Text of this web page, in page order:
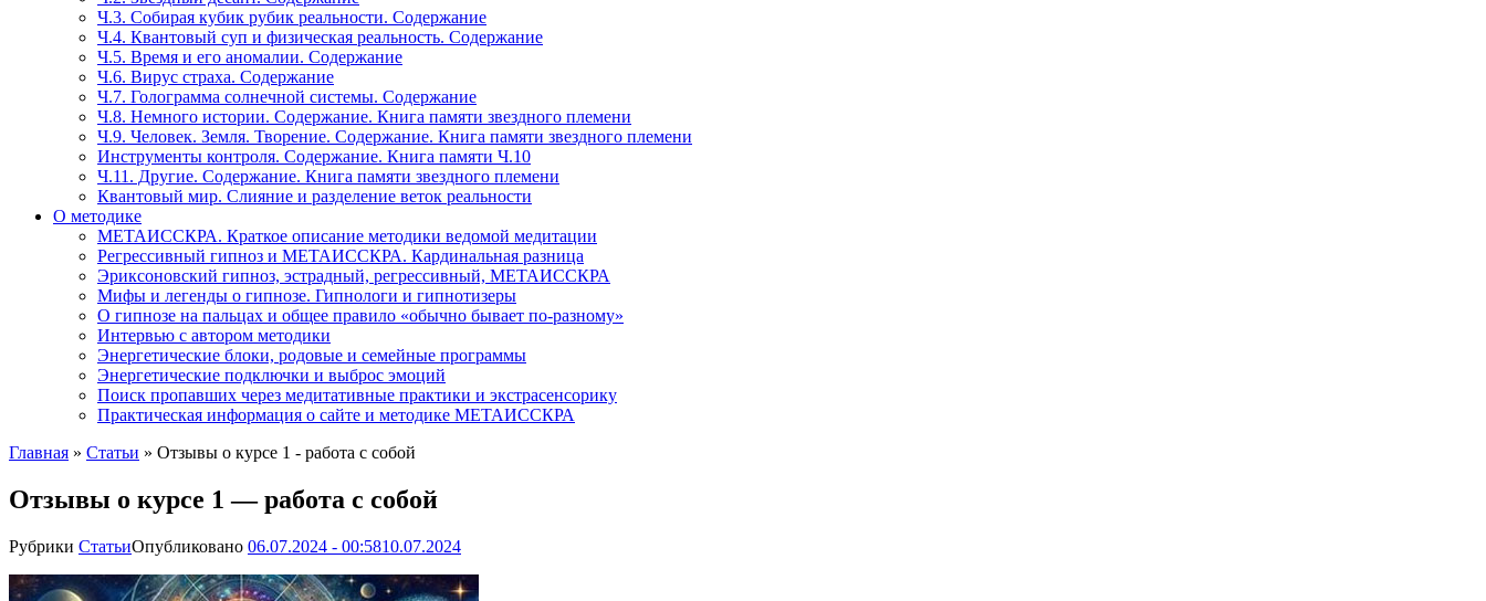
Ч.3. Собирая кубик рубик реальности. Содержание
Ч.4. Квантовый суп и физическая реальность. Содержание
Ч.5. Время и его аномалии. Содержание
Ч.6. Вирус страха. Содержание
Ч.7. Голограмма солнечной системы. Содержание
Ч.8. Немного истории. Содержание. Книга памяти звездного племени
Ч.9. Человек. Земля. Творение. Содержание. Книга памяти звездного племени
Инструменты контроля. Содержание. Книга памяти Ч.10
Ч.11. Другие. Содержание. Книга памяти звездного племени
Квантовый мир. Слияние и разделение веток реальности
О методике
МЕТАИССКРА. Краткое описание методики ведомой медитации
Регрессивный гипноз и МЕТАИССКРА. Кардинальная разница
Эриксоновский гипноз, эстрадный, регрессивный, МЕТАИССКРА
Мифы и легенды о гипнозе. Гипнологи и гипнотизеры
О гипнозе на пальцах и общее правило «обычно бывает по-разному»
Интервью с автором методики
Энергетические блоки, родовые и семейные программы
Энергетические подключки и выброс эмоций
Поиск пропавших через медитативные практики и экстрасенсорику
Практическая информация о сайте и методике МЕТАИССКРА
Главная » Статьи » Отзывы о курсе 1 - работа с собой
Отзывы о курсе 1 — работа с собой
Рубрики СтатьиОпубликовано 06.07.2024 - 00:5810.07.2024